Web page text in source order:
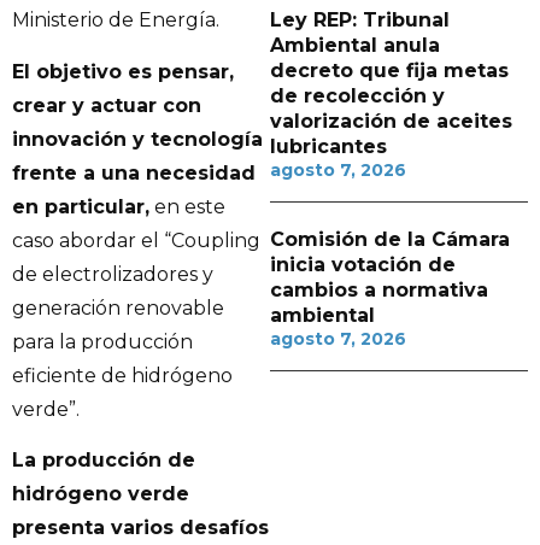
Ministerio de Energía.
El objetivo es pensar,
crear y actuar con
innovación y tecnología
frente a una necesidad
en particular, en este
caso abordar el “Coupling
de electrolizadores y
generación renovable
para la producción
eficiente de hidrógeno
verde”.
La producción de
hidrógeno verde
presenta varios desafíos
Ley REP: Tribunal
Ambiental anula
decreto que fija metas
de recolección y
valorización de aceites
lubricantes
agosto 7, 2026
Comisión de la Cámara
inicia votación de
cambios a normativa
ambiental
agosto 7, 2026